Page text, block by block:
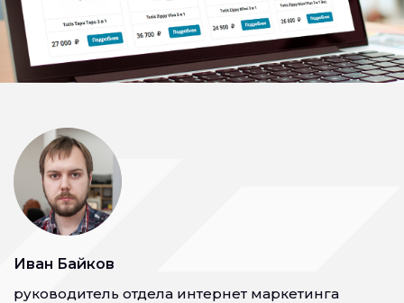
Иван Байков
руководитель отдела интернет маркетинга